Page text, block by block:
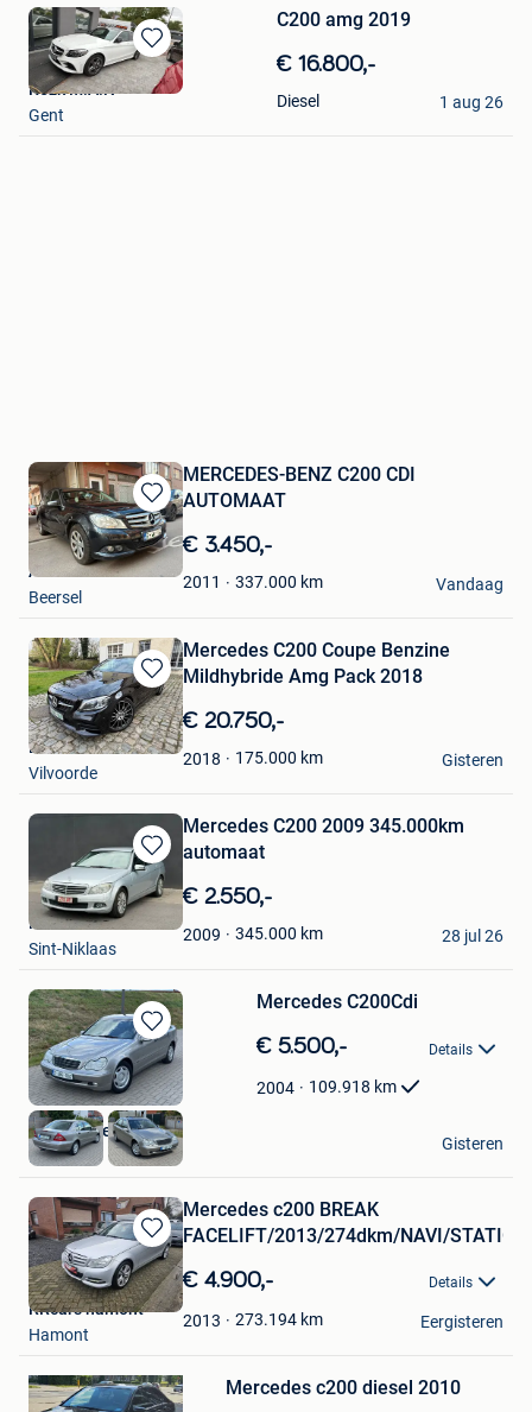
Bewaren
in
C200 amg 2019
€ 16.800,-
Diesel
Rezk M.A.N
Gent
1 aug 26
Bewaren
in
Mijn
Favorieten
MERCEDES-BENZ C200 CDI
AUTOMAAT
€ 3.450,-
2011 337.000 km
A&Y Business
Beersel
Vandaag
Bewaren
in
Mijn
Favorieten
Mercedes C200 Coupe Benzine
Mildhybride Amg Pack 2018
€ 20.750,-
2018 175.000 km
EGO-CARS
Vilvoorde
Gisteren
Bewaren
in
Mijn
Favorieten
Mercedes C200 2009 345.000km
automaat
€ 2.550,-
2009 345.000 km
MS-Cars
Sint-Niklaas
28 jul 26
Bewaren
in
Mijn
Favorieten
Mercedes C200Cdi
€ 5.500,- Details
2004 109.918 km
Autohandel Ez
Hoboken
Gisteren
Bewaren
in
Mijn
Favorieten
Mercedes c200 BREAK
FACELIFT/2013/274dkm/NAVI/
€ 4.900,- Details
2013 273.194 km
RRcars hamont
Hamont
Eergisteren
Mijn
Favorieten
Mercedes c200 diesel 2010